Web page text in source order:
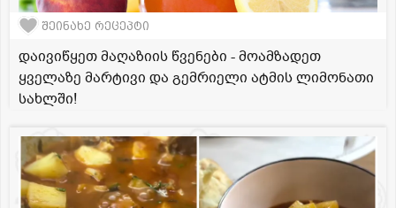
შეინახე რეცეპტი
დაივიწყეთ მაღაზიის წვენები - მოამზადეთ
ყველაზე მარტივი და გემრიელი ატმის ლიმონათი
სახლში!